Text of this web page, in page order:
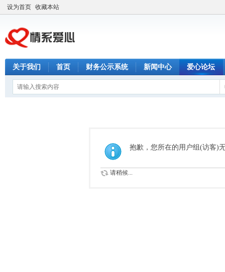
设为首页 收藏本站
关于我们 首页 财务公示系统 新闻中心 爱心论坛
抱歉，您所在的用户组(访客)
请稍候...